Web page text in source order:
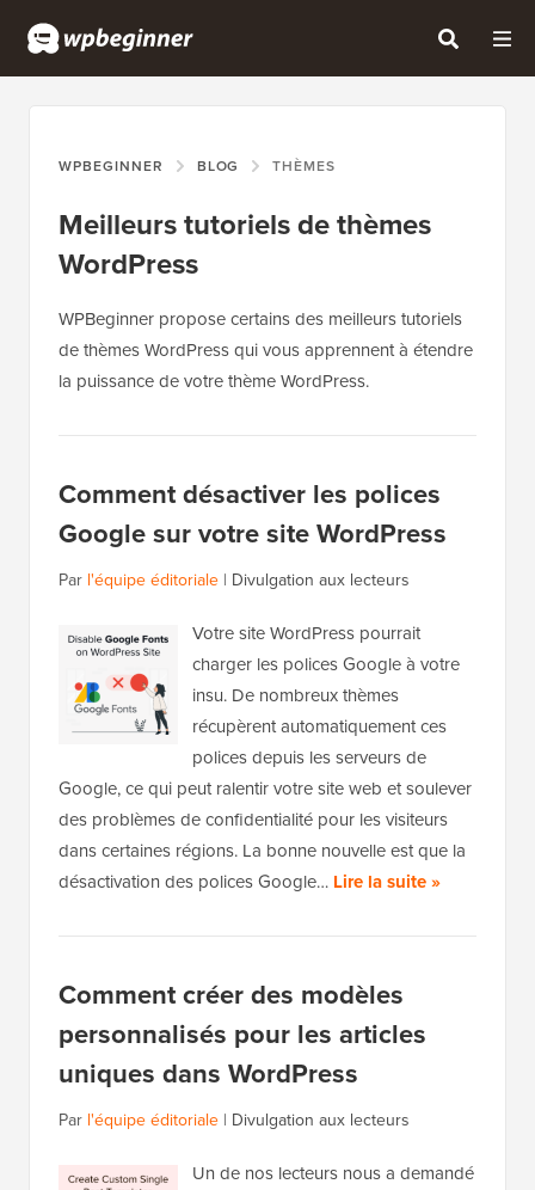
WPBEGINNER BLOG THÈMES
Meilleurs tutoriels de thèmes
WordPress
WPBeginner propose certains des meilleurs tutoriels
de thèmes WordPress qui vous apprennent à étendre
la puissance de votre thème WordPress.
Comment désactiver les polices
Google sur votre site WordPress
Par l'équipe éditoriale | Divulgation aux lecteurs
Votre site WordPress pourrait
charger les polices Google à votre
insu. De nombreux thèmes
récupèrent automatiquement ces
polices depuis les serveurs de
Google, ce qui peut ralentir votre site web et soulever
des problèmes de confidentialité pour les visiteurs
dans certaines régions. La bonne nouvelle est que la
désactivation des polices Google… Lire la suite »
Comment créer des modèles
personnalisés pour les articles
uniques dans WordPress
Par l'équipe éditoriale | Divulgation aux lecteurs
Un de nos lecteurs nous a demandé